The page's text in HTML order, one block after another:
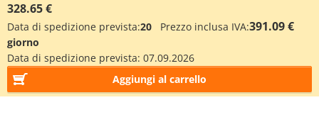
328.65 €
Data di spedizione prevista:20
giorno
Prezzo inclusa IVA:391.09 €
Data di spedizione prevista: 07.09.2026
Aggiungi al carrello